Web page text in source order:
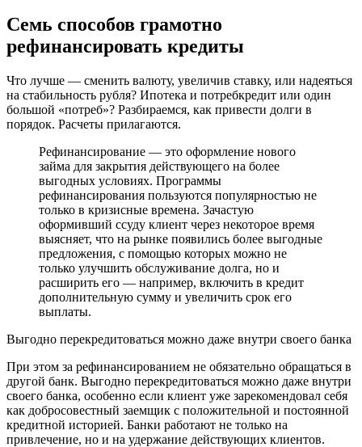
Семь способов грамотно
рефинансировать кредиты
Что лучше — сменить валюту, увеличив ставку, или надеяться
на стабильность рубля? Ипотека и потребкредит или один
большой «потреб»? Разбираемся, как привести долги в
порядок. Расчеты прилагаются.
Рефинансирование — это оформление нового
займа для закрытия действующего на более
выгодных условиях. Программы
рефинансирования пользуются популярностью не
только в кризисные времена. Зачастую
оформивший ссуду клиент через некоторое время
выясняет, что на рынке появились более выгодные
предложения, с помощью которых можно не
только улучшить обслуживание долга, но и
расширить его — например, включить в кредит
дополнительную сумму и увеличить срок его
выплаты.
Выгодно перекредитоваться можно даже внутри своего банка
При этом за рефинансированием не обязательно обращаться в
другой банк. Выгодно перекредитоваться можно даже внутри
своего банка, особенно если клиент уже зарекомендовал себя
как добросовестный заемщик с положительной и постоянной
кредитной историей. Банки работают не только на
привлечение, но и на удержание действующих клиентов.